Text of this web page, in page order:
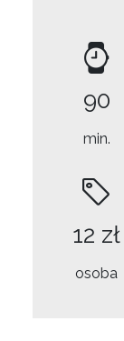
90
min.
12 zł
osoba